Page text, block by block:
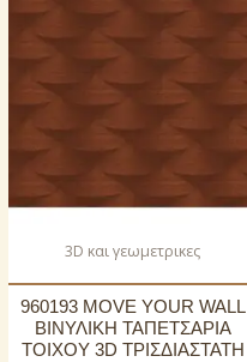
3D και γεωμετρικες
960193 MOVE YOUR WALL
ΒΙΝΥΛΙΚΗ ΤΑΠΕΤΣΑΡΙΑ
ΤΟΙΧΟΥ 3D ΤΡΙΣΔΙΑΣΤΑΤΗ